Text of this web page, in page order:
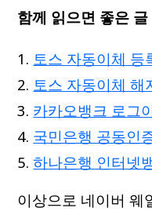
함께 읽으면 좋은 글
토스 자동이체 등
토스 자동이체 해
카카오뱅크 로그
국민은행 공동인
하나은행 인터넷
이상으로 네이버 웨